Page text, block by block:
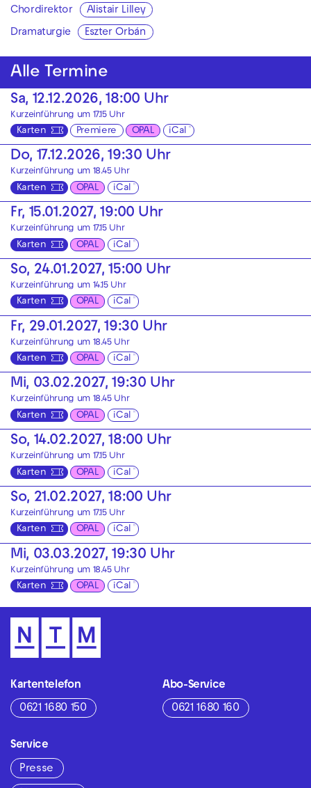
Chordirektor Alistair Lilley
Dramaturgie Eszter Orbán
Alle Termine
Sa, 12.12.2026, 18:00 Uhr
Kurzeinführung um 17.15 Uhr
Karten Premiere OPAL iCal
Do, 17.12.2026, 19:30 Uhr
Kurzeinführung um 18.45 Uhr
Karten OPAL iCal
Fr, 15.01.2027, 19:00 Uhr
Kurzeinführung um 17.15 Uhr
Karten OPAL iCal
So, 24.01.2027, 15:00 Uhr
Kurzeinführung um 14.15 Uhr
Karten OPAL iCal
Fr, 29.01.2027, 19:30 Uhr
Kurzeinführung um 18.45 Uhr
Karten OPAL iCal
Mi, 03.02.2027, 19:30 Uhr
Kurzeinführung um 18.45 Uhr
Karten OPAL iCal
So, 14.02.2027, 18:00 Uhr
Kurzeinführung um 17.15 Uhr
Karten OPAL iCal
So, 21.02.2027, 18:00 Uhr
Kurzeinführung um 17.15 Uhr
Karten OPAL iCal
Mi, 03.03.2027, 19:30 Uhr
Kurzeinführung um 18.45 Uhr
Karten OPAL iCal
Kartentelefon
0621 1680 150
Abo-Service
0621 1680 160
Service
Presse